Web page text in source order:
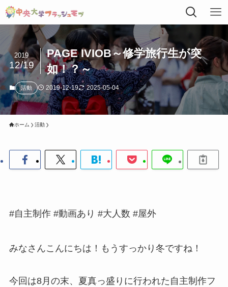
PAGE IVIOB～修学旅行生が突
如！？～
2019
12/19
活動 2019-12-19 2025-05-04
ホーム 活動
#自主制作 #動画あり #大人数 #屋外
みなさんこんにちは！もうすっかり冬ですね！
今回は8月の末、夏真っ盛りに行われた自主制作フ